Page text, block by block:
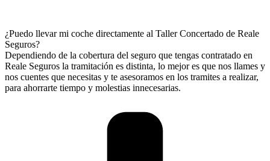
¿Puedo llevar mi coche directamente al Taller Concertado de Reale
Seguros?
Dependiendo de la cobertura del seguro que tengas contratado en
Reale Seguros la tramitación es distinta, lo mejor es que nos llames y
nos cuentes que necesitas y te asesoramos en los tramites a realizar,
para ahorrarte tiempo y molestias innecesarias.